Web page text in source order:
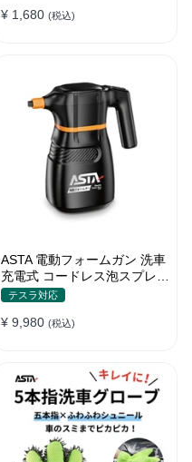
傷つかない 撥水 厚手 両面 大
¥ 1,680 (税込)
ASTA 電動フォームガン 洗車
充電式 コードレス泡スプレー
高圧対応 充電式フォームスプ
用 強力泡立ち (コピー)
テスラ対応
¥ 9,980 (税込)